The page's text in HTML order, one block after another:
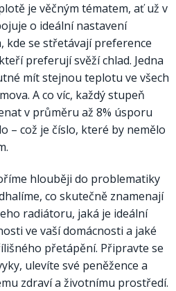
je věčným tématem, ať už v
o ideální nastavení
kde se střetávají preference
preferují svěží chlad. Jedna
mít stejnou teplotu ve všech
A co víc, každý stupeň
v průměru až 8% úsporu
– což je číslo, které by nemělo
hlouběji do problematiky
co skutečně znamenají
radiátoru, jaká je ideální
ve vaší domácnosti a jaké
přetápění. Připravte se
ulevíte své peněžence a
zdraví a životnímu prostředí.